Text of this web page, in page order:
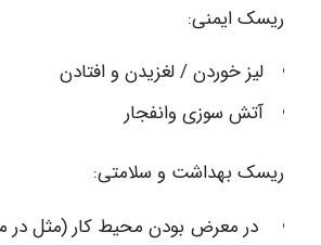
ریسک ایمنی:
لیز خوردن / لغزیدن و افتادن
آتش سوزی وانفجار
ریسک بهداشت و سلامتی:
در معرض بودن محیط کار (مثل در